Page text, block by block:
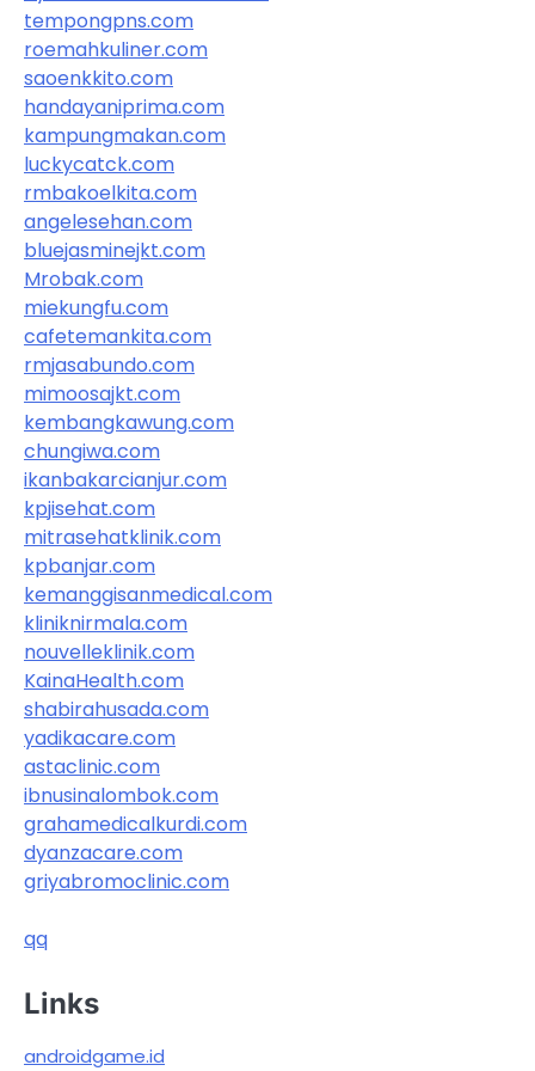
tempongpns.com
roemahkuliner.com
saoenkkito.com
handayaniprima.com
kampungmakan.com
luckycatck.com
rmbakoelkita.com
angelesehan.com
bluejasminejkt.com
Mrobak.com
miekungfu.com
cafetemankita.com
rmjasabundo.com
mimoosajkt.com
kembangkawung.com
chungiwa.com
ikanbakarcianjur.com
kpjisehat.com
mitrasehatklinik.com
kpbanjar.com
kemanggisanmedical.com
kliniknirmala.com
nouvelleklinik.com
KainaHealth.com
shabirahusada.com
yadikacare.com
astaclinic.com
ibnusinalombok.com
grahamedicalkurdi.com
dyanzacare.com
griyabromoclinic.com
qq
Links
androidgame.id